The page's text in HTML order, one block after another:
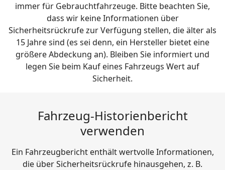
immer für Gebrauchtfahrzeuge. Bitte beachten Sie,
dass wir keine Informationen über
Sicherheitsrückrufe zur Verfügung stellen, die älter als
15 Jahre sind (es sei denn, ein Hersteller bietet eine
größere Abdeckung an). Bleiben Sie informiert und
legen Sie beim Kauf eines Fahrzeugs Wert auf
Sicherheit.
Fahrzeug-Historienbericht
verwenden
Ein Fahrzeugbericht enthält wertvolle Informationen,
die über Sicherheitsrückrufe hinausgehen, z. B.